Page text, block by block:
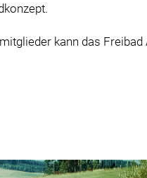
kann das